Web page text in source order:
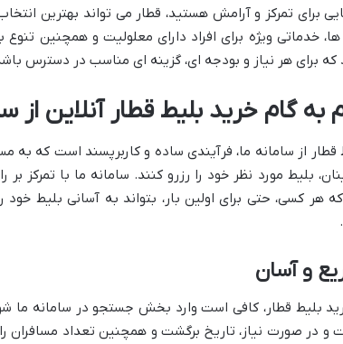
برای تمرکز و آرامش هستید، قطار می تواند بهترین
خدماتی ویژه برای افراد دارای معلولیت و همچنین تنوع
که برای هر نیاز و بودجه ای، گزینه ای مناسب در دسترس
به گام خرید بلیط قطار آنلاین از
قطار از سامانه ما، فرآیندی ساده و کاربرپسند است که به
بلیط مورد نظر خود را رزرو کنند. سامانه ما با تمرکز بر
هر کسی، حتی برای اولین بار، بتواند به آسانی بلیط خود
و آسان
خرید بلیط قطار، کافی است وارد بخش جستجو در سامانه ما
و در صورت نیاز، تاریخ برگشت و همچنین تعداد